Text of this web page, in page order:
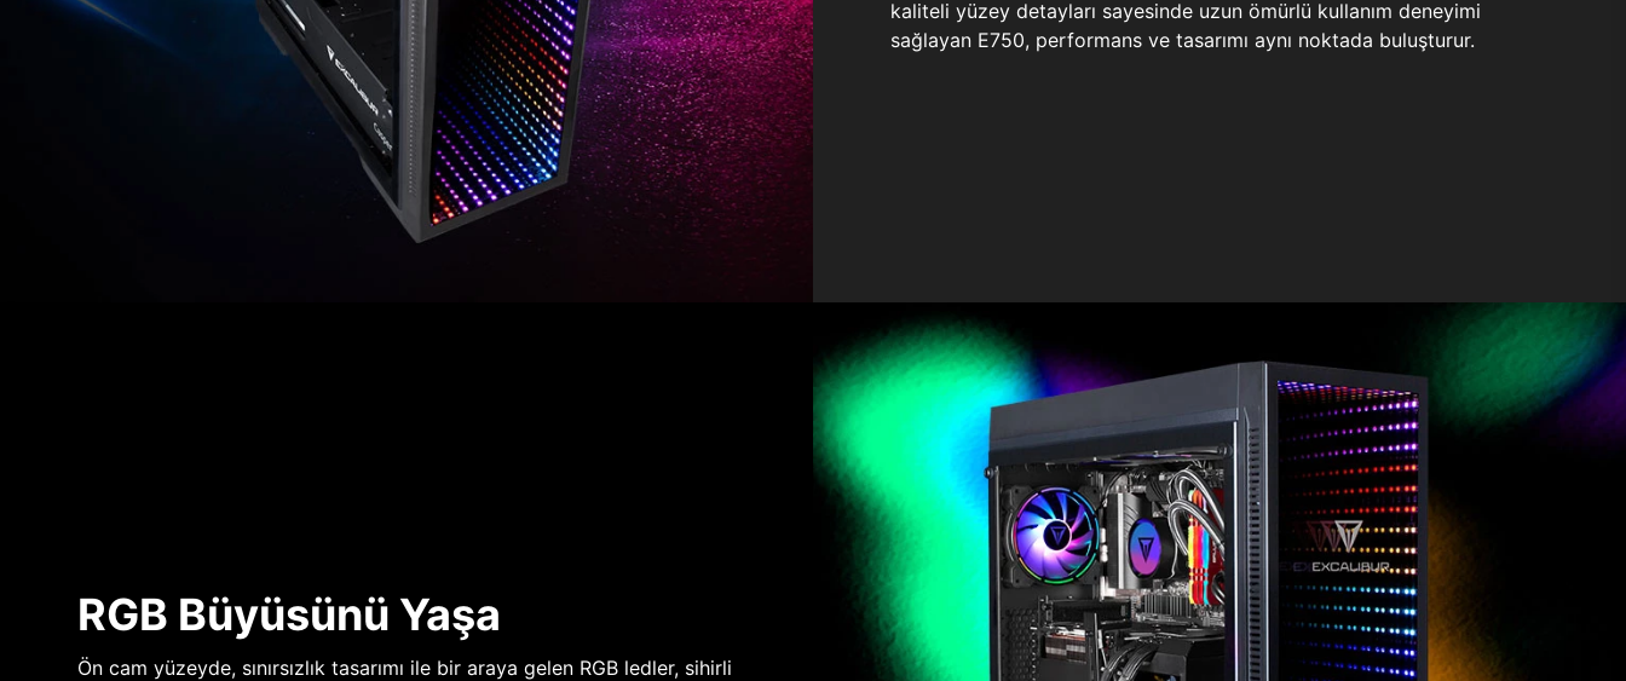
kaliteli yüzey detayları sayesinde uzun ömürlü kullanım deneyimi
sağlayan E750, performans ve tasarımı aynı noktada buluşturur.
RGB Büyüsünü Yaşa
Ön cam yüzeyde, sınırsızlık tasarımı ile bir araya gelen RGB ledler, sihirli